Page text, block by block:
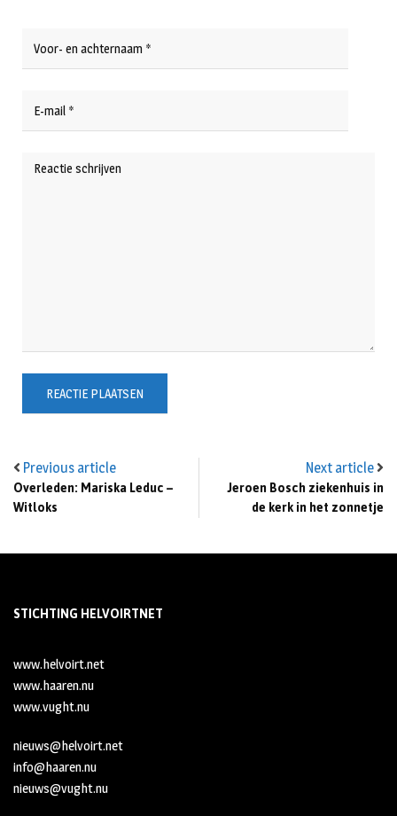
Previous article
Overleden: Mariska Leduc –
Witloks
Next article
Jeroen Bosch ziekenhuis in
de kerk in het zonnetje
STICHTING HELVOIRTNET
www.helvoirt.net
www.haaren.nu
www.vught.nu
nieuws@helvoirt.net
info@haaren.nu
nieuws@vught.nu